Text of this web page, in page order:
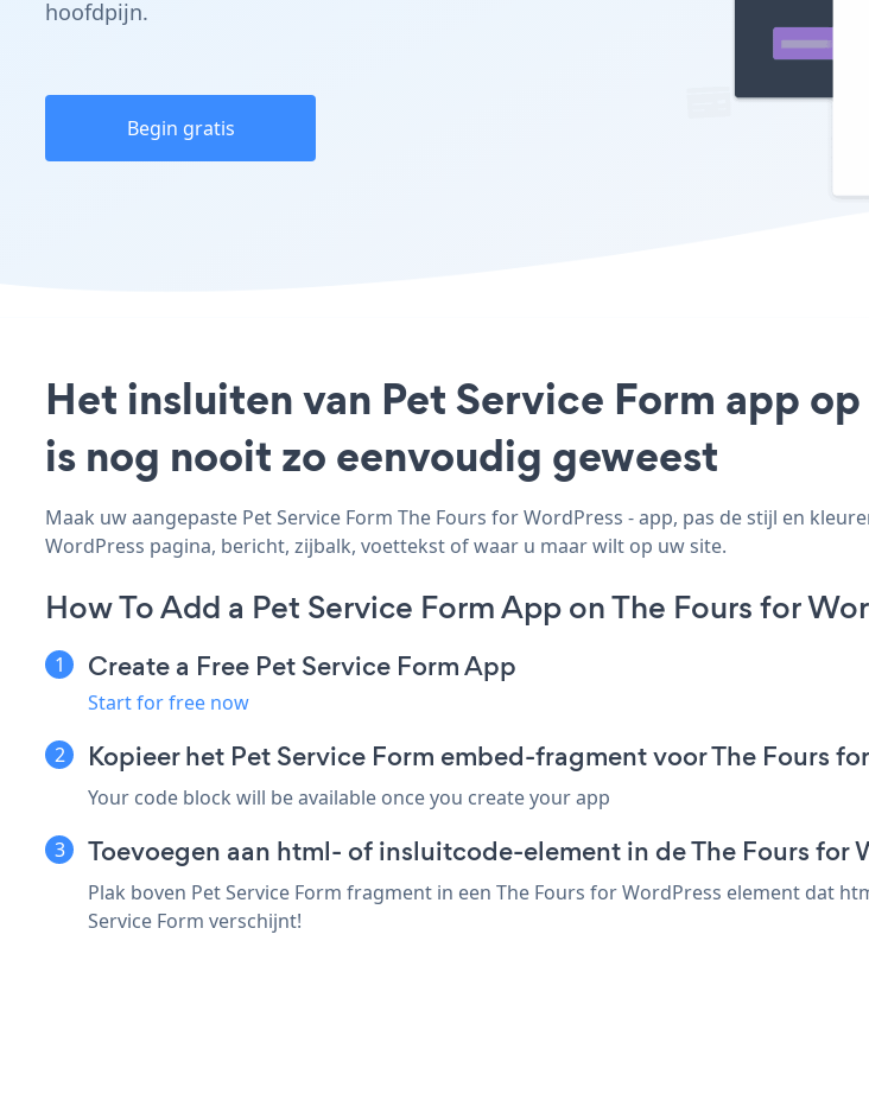
hoofdpijn.
Begin gratis
Het insluiten van Pet Service Form app
is nog nooit zo eenvoudig geweest
Maak uw aangepaste Pet Service Form The Fours for WordPress - app, pas de stijl en
WordPress pagina, bericht, zijbalk, voettekst of waar u maar wilt op uw site.
How To Add a Pet Service Form App on The Fours for
Create a Free Pet Service Form App
Start for free now
Kopieer het Pet Service Form embed-fragment voor The Fours
Your code block will be available once you create your app
Toevoegen aan html- of insluitcode-element in de The Fours for
Plak boven Pet Service Form fragment in een The Fours for WordPress element dat
Service Form verschijnt!